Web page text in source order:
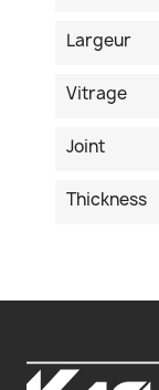
Largeur
Vitrage
Joint
Thickness